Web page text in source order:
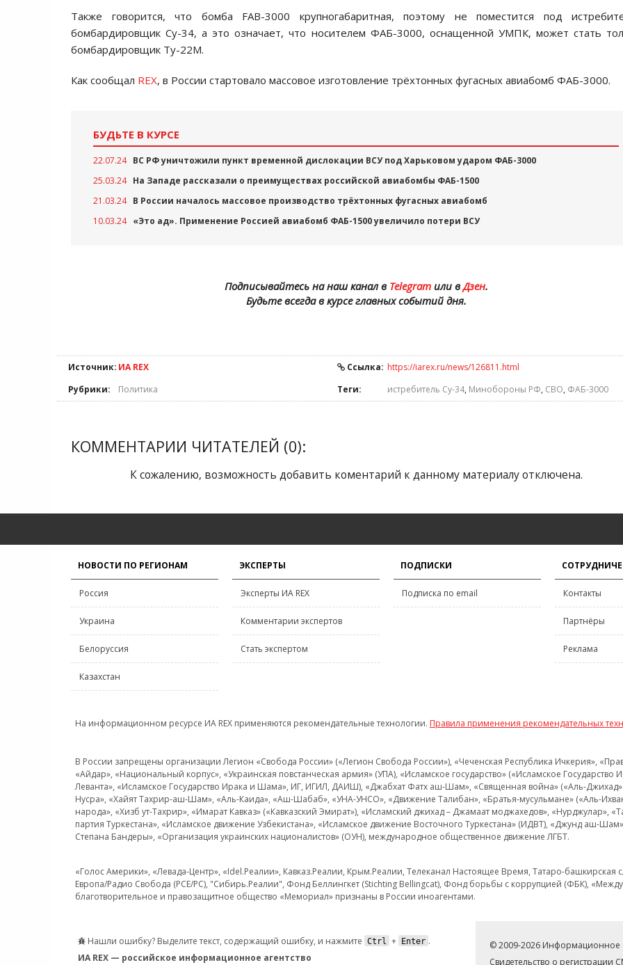
Также говорится, что бомба FAB-3000 крупногабаритная, поэтому не поместится под
бомбардировщик Су-34, а это означает, что носителем ФАБ-3000, оснащенной УМПК, может стать
бомбардировщик Ту-22М.
Как сообщал REX, в России стартовало массовое изготовление трёхтонных фугасных авиабомб ФАБ-3000.
БУДЬТЕ В КУРСЕ
22.07.24 ВС РФ уничтожили пункт временной дислокации ВСУ под Харьковом ударом ФАБ-3000
25.03.24 На Западе рассказали о преимуществах российской авиабомбы ФАБ-1500
21.03.24 В России началось массовое производство трёхтонных фугасных авиабомб
10.03.24 «Это ад». Применение Россией авиабомб ФАБ-1500 увеличило потери ВСУ
Подписывайтесь на наш канал в Telegramили вДзен.
Будьте всегда в курсе главных событий дня.
Источник: ИА REX Ссылка: https://iarex.ru/news/126811.html
Рубрики:
Политика Теги: истребитель Су-34, Минобороны РФ, СВО, ФАБ-3000
КОММЕНТАРИИ ЧИТАТЕЛЕЙ (0):
К сожалению, возможность добавить коментарий к данному материалу отключена.
НОВОСТИ ПО РЕГИОНАМ
Россия
Украина
Белоруссия
Казахстан
ЭКСПЕРТЫ
Эксперты ИА REX
Комментарии экспертов
Стать экспертом
ПОДПИСКИ
Подписка по email Контакты
Партнёры
Реклама
На информационном ресурсе ИА REX применяются рекомендательные технологии. Правила применения рекомендательных
В России запрещены организации Легион «Свобода России» («Легион Свобода России»), «Чеченская Республика Ичкерия»,
«Айдар», «Национальный корпус», «Украинская повстанческая армия» (УПА), «Исламское государство» («Исламское
Леванта», «Исламское Государство Ирака и Шама», ИГ, ИГИЛ, ДАИШ), «Джабхат Фатх аш-Шам», «Священная война» («Аль-Джихад»
Нусра», «Хайят Тахрир-аш-Шам», «Аль-Каида», «Аш-Шабаб», «УНА-УНСО», «Движение Талибан», «Братья-мусульмане» («Аль-
народа», «Хизб ут-Тахрир», «Имарат Кавказ» («Кавказский Эмират»), «Исламский джихад – Джамаат моджахедов», «Нурджулар»,
партия Туркестана», «Исламское движение Узбекистана», «Исламское движение Восточного Туркестана» (ИДВТ), «Джунд аш-
Степана Бандеры», «Организация украинских националистов» (ОУН), международное общественное движение ЛГБТ.
«Голос Америки», «Левада-Центр», «Idel.Реалии», Кавказ.Реалии, Крым.Реалии, Телеканал Настоящее Время, Татаро-
Европа/Радио Свобода (PCE/PC), "Сибирь.Реалии", Фонд Беллингкет (Stichting Bellingcat), Фонд борьбы с коррупцией (ФБК),
благотворительное и правозащитное общество «Мемориал» признаны в России иноагентами.
Нашли ошибку? Выделите текст, содержащий ошибку, и нажмите Ctrl + Enter .
ИА REX — российское информационное агентство
© 2009-2026 Информационное
Свидетельство о